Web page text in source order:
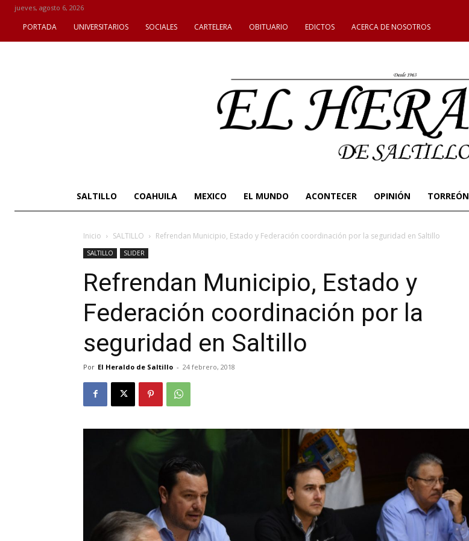
jueves, agosto 6, 2026
PORTADA UNIVERSITARIOS SOCIALES CARTELERA OBITUARIO EDICTOS ACERCA DE NOSOTROS
SALTILLO COAHUILA MEXICO EL MUNDO ACONTECER OPINIÓN TORREÓN
Inicio SALTILLO Refrendan Municipio, Estado y Federación coordinación por la seguridad en Saltillo
SALTILLO SLIDER
Refrendan Municipio, Estado y
Federación coordinación por la
seguridad en Saltillo
Por El Heraldo de Saltillo - 24 febrero, 2018